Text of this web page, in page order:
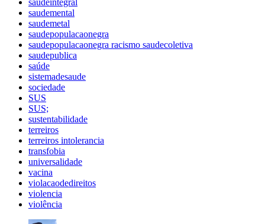
saudeintegral
saudemental
saudemetal
saudepopulacaonegra
saudepopulacaonegra racismo saudecoletiva
saudepublica
saúde
sistemadesaude
sociedade
SUS
SUS;
sustentabilidade
terreiros
terreiros intolerancia
transfobia
universalidade
vacina
violacaodedireitos
violencia
violência